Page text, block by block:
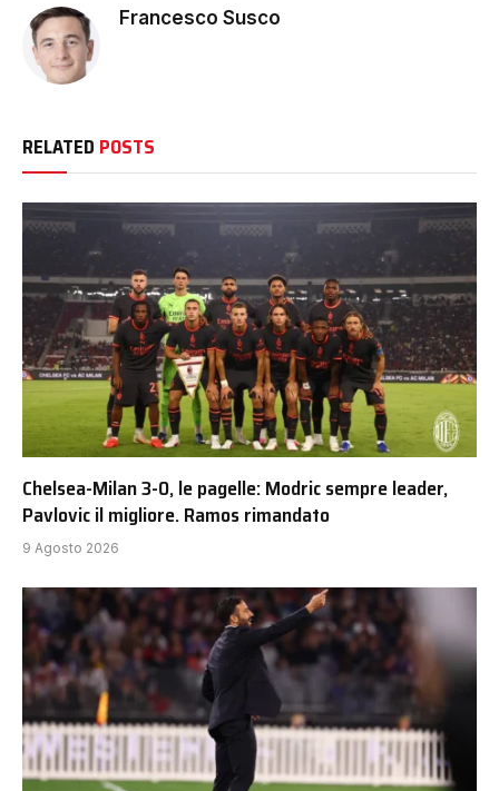
Francesco Susco
RELATED POSTS
Chelsea-Milan 3-0, le pagelle: Modric sempre leader,
Pavlovic il migliore. Ramos rimandato
9 Agosto 2026